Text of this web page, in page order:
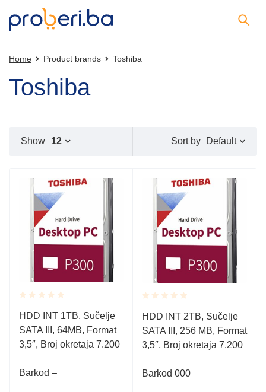
Home Product brands Toshiba
Toshiba
Sort by Default
Show 12
Rated
0.001
out
of
5
HDD INT 1TB, Sučelje
SATA III, 64MB, Format
3,5″, Broj okretaja 7.200
Barkod –
Rated
0.001
out
of
5
HDD INT 2TB, Sučelje
SATA III, 256 MB, Format
3,5″, Broj okretaja 7.200
Barkod 000